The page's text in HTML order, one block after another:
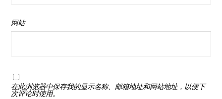
网站
在此浏览器中保存我的显示名称、邮箱地址和网站地址，以便下
次评论时使用。